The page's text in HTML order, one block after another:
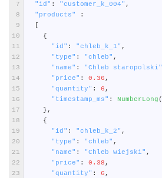
7
8
9
10
11
12
13
14
15
16
17
18
19
20
21
22
23
"id" : "customer_k_004" ,
"products"
:
[
{
"id" : "chleb_k_1" ,
"type" : "chleb" ,
"name" : "Chleb staropolski"
"price" : 0.36 ,
"quantity" : 6 ,
"timestamp_ms" : NumberLong(
} ,
{
"id" : "chleb_k_2" ,
"type" : "chleb" ,
"name" : "Chleb wiejski" ,
"price" : 0.38 ,
"quantity" : 6 ,